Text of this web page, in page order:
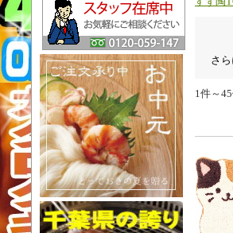
さ
1件～